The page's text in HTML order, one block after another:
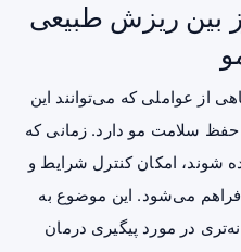
بین ریزش طبیعی
از عواملی که می‌توانند این
سلامت مو دارد. زمانی که
شوند، امکان کنترل شرایط و
می‌شود. این موضوع به
در مورد پیگیری درمان